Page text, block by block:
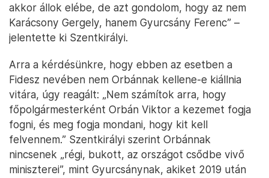
akkor állok elébe, de azt gondolom, hogy az nem
Karácsony Gergely, hanem Gyurcsány Ferenc” –
jelentette ki Szentkirályi.
Arra a kérdésünkre, hogy ebben az esetben a
Fidesz nevében nem Orbánnak kellene-e kiállnia
vitára, úgy reagált: „Nem számítok arra, hogy
főpolgármesterként Orbán Viktor a kezemet fogja
fogni, és meg fogja mondani, hogy kit kell
felvennem.” Szentkirályi szerint Orbánnak
nincsenek „régi, bukott, az országot csődbe vivő
miniszterei”, mint Gyurcsánynak, akiket 2019 után